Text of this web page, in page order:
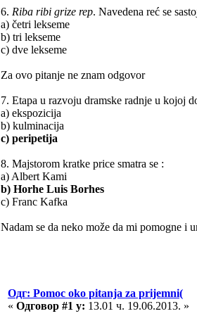
6. Riba ribi grize rep. Navedena reć se
a) četri lekseme
b) tri lekseme
c) dve lekseme
Za ovo pitanje ne znam odgovor
7. Etapa u razvoju dramske radnje u kojoj
a) ekspozicija
b) kulminacija
c) peripetija
8. Majstorom kratke price smatra se :
a) Albert Kami
b) Horhe Luis Borhes
c) Franc Kafka
Nadam se da neko može da mi pomogne i
Одг: Pomoc oko pitanja za prijemni(
« Одговор #1 у: 13.01 ч. 19.06.2013. »